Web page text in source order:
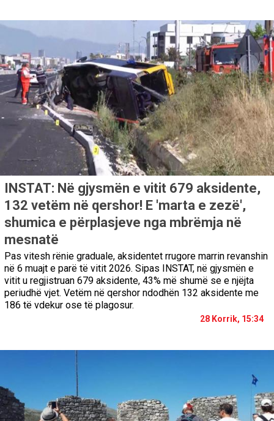
INSTAT: Në gjysmën e vitit 679 aksidente,
132 vetëm në qershor! E 'marta e zezë',
shumica e përplasjeve nga mbrëmja në
mesnatë
Pas vitesh rënie graduale, aksidentet rrugore marrin revanshin
në 6 muajt e parë të vitit 2026. Sipas INSTAT, në gjysmën e
vitit u regjistruan 679 aksidente, 43% më shumë se e njëjta
periudhë vjet. Vetëm në qershor ndodhën 132 aksidente me
186 të vdekur ose të plagosur.
28 Korrik, 15:34